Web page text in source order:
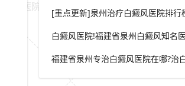
福建省泉州专治白癜风医院在哪?治